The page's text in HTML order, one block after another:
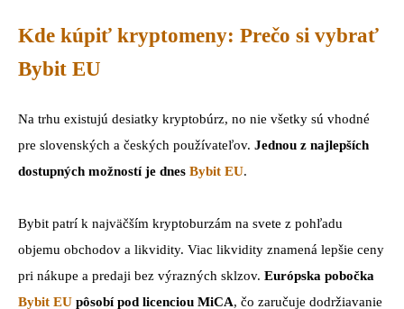
Kde kúpiť kryptomeny: Prečo si vybrať
Bybit EU
Na trhu existujú desiatky kryptobúrz, no nie všetky sú vhodné
pre slovenských a českých používateľov. Jednou z najlepších
dostupných možností je dnes Bybit EU.
Bybit patrí k najväčším kryptoburzám na svete z pohľadu
objemu obchodov a likvidity. Viac likvidity znamená lepšie ceny
pri nákupe a predaji bez výrazných sklzov. Európska pobočka
Bybit EU pôsobí pod licenciou MiCA, čo zaručuje dodržiavanie